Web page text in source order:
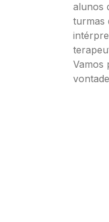
alunos
turmas
Vamos